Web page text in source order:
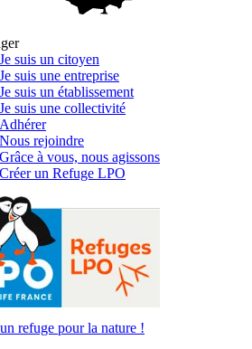
Je suis un citoyen
Je suis une entreprise
Je suis un établissement
Je suis une collectivité
Adhérer
Nous rejoindre
Grâce à vous, nous agissons
Créer un Refuge LPO
refuge pour la nature !